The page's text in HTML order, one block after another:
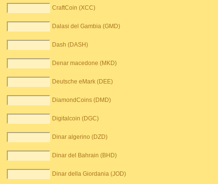
CraftCoin (XCC)
Dalasi del Gambia (GMD)
Dash (DASH)
Denar macedone (MKD)
Deutsche eMark (DEE)
DiamondCoins (DMD)
Digitalcoin (DGC)
Dinar algerino (DZD)
Dinar del Bahrain (BHD)
Dinar della Giordania (JOD)